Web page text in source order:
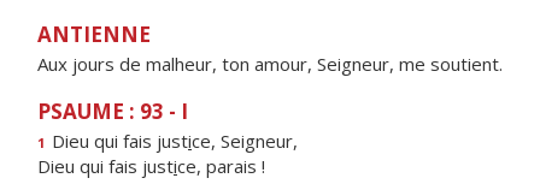
ANTIENNE
Aux jours de malheur, ton amour, Seigneur, me soutient.
PSAUME : 93 - I
1 Dieu qui fais justice, Seigneur,
Dieu qui fais justice, parais !